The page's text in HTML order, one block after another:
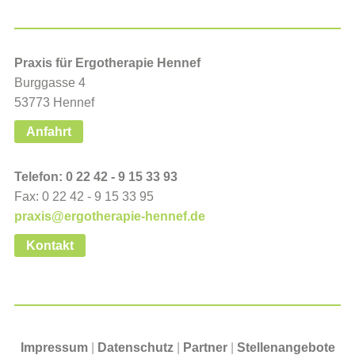
Praxis für Ergotherapie Hennef
Burggasse 4
53773 Hennef
Anfahrt
Telefon: 0 22 42 - 9 15 33 93
Fax: 0 22 42 - 9 15 33 95
praxis@ergotherapie-hennef.de
Kontakt
Impressum| Datenschutz| Partner| Stellenangebote